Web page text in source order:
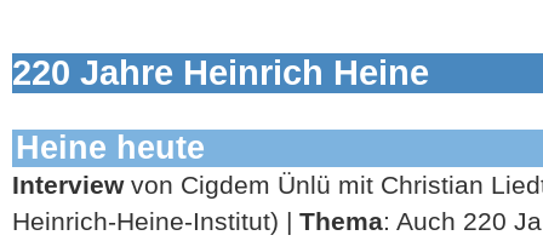
220 Jahre Heinrich Heine
Heine heute
Interviewvon Cigdem Ünlü mit Christian
Heinrich-Heine-Institut) | Thema: Auch 220